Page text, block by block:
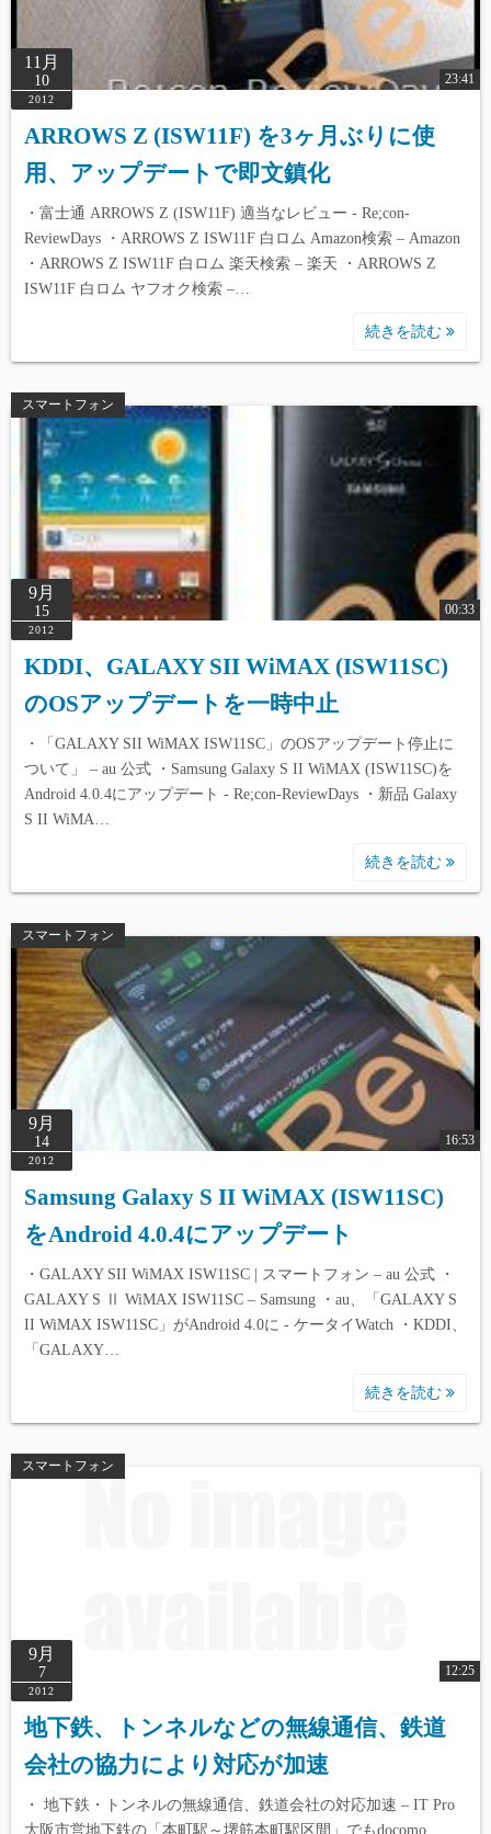
11月
10
2012
23:41
ARROWS Z (ISW11F) を3ヶ月ぶりに使
用、アップデートで即文鎮化
・富士通 ARROWS Z (ISW11F) 適当なレビュー - Re;con-
ReviewDays ・ARROWS Z ISW11F 白ロム Amazon検索 – Amazon
・ARROWS Z ISW11F 白ロム 楽天検索 – 楽天 ・ARROWS Z
ISW11F 白ロム ヤフオク検索 –…
続きを読む
スマートフォン
9月
15
2012
00:33
KDDI、GALAXY SII WiMAX (ISW11SC)
のOSアップデートを一時中止
・「GALAXY SII WiMAX ISW11SC」のOSアップデート停止に
ついて」 – au 公式 ・Samsung Galaxy S II WiMAX (ISW11SC)を
Android 4.0.4にアップデート - Re;con-ReviewDays ・新品 Galaxy
S II WiMA…
続きを読む
スマートフォン
9月
14
2012
16:53
Samsung Galaxy S II WiMAX (ISW11SC)
をAndroid 4.0.4にアップデート
・GALAXY SII WiMAX ISW11SC | スマートフォン – au 公式 ・
GALAXY S Ⅱ WiMAX ISW11SC – Samsung ・au、「GALAXY S
II WiMAX ISW11SC」がAndroid 4.0に - ケータイWatch ・KDDI、
「GALAXY…
続きを読む
スマートフォン
9月
7
2012
12:25
地下鉄、トンネルなどの無線通信、鉄道
会社の協力により対応が加速
・ 地下鉄・トンネルの無線通信、鉄道会社の対応加速 – IT Pro
大阪市営地下鉄の「本町駅～堺筋本町駅区間」でもdocomo、